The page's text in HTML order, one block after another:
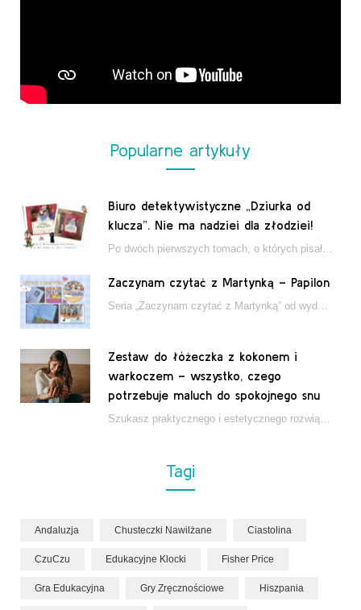
Popularne artykuły
Biuro detektywistyczne „Dziurka od
klucza”. Nie ma nadziei dla złodziei!
Zaczynam czytać z Martynką – Papilon
Zestaw do łóżeczka z kokonem i
warkoczem – wszystko, czego
potrzebuje maluch do spokojnego snu
Tagi
Andaluzja Chusteczki Nawilżane Ciastolina
CzuCzu Edukacyjne Klocki Fisher Price
Gra Edukacyjna Gry Zręcznościowe Hiszpania